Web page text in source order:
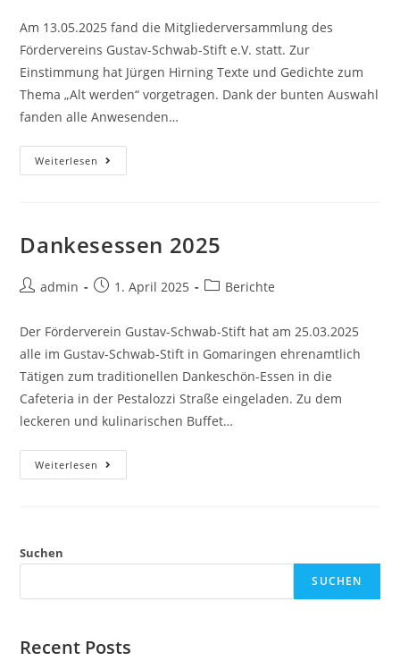
Am 13.05.2025 fand die Mitgliederversammlung des
Fördervereins Gustav-Schwab-Stift e.V. statt. Zur
Einstimmung hat Jürgen Hirning Texte und Gedichte zum
Thema „Alt werden“ vorgetragen. Dank der bunten Auswahl
fanden alle Anwesenden…
Weiterlesen Mitgliederversammlung
2025
Dankesessen 2025
Beitrags-
admin
Beitrag1. April 2025
Beitrags-
Berichte
Der Förderverein Gustav-Schwab-Stift hat am 25.03.2025
alle im Gustav-Schwab-Stift in Gomaringen ehrenamtlich
Tätigen zum traditionellen Dankeschön-Essen in die
Cafeteria in der Pestalozzi Straße eingeladen. Zu dem
leckeren und kulinarischen Buffet…
Weiterlesen Dankesessen
2025
Suchen
SUCHEN
Recent Posts